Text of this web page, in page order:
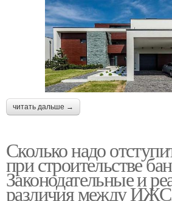
читать дальше →
Сколько надо
при строительстве
Законодательные и
различия между